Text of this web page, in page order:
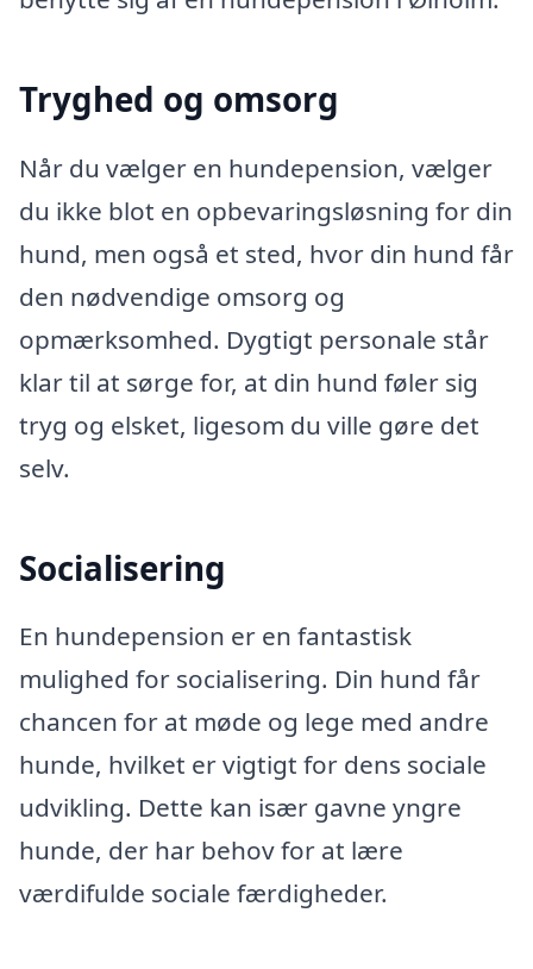
Tryghed og omsorg
Når du vælger en hundepension, vælger
du ikke blot en opbevaringsløsning for din
hund, men også et sted, hvor din hund får
den nødvendige omsorg og
opmærksomhed. Dygtigt personale står
klar til at sørge for, at din hund føler sig
tryg og elsket, ligesom du ville gøre det
selv.
Socialisering
En hundepension er en fantastisk
mulighed for socialisering. Din hund får
chancen for at møde og lege med andre
hunde, hvilket er vigtigt for dens sociale
udvikling. Dette kan især gavne yngre
hunde, der har behov for at lære
værdifulde sociale færdigheder.